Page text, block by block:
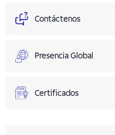
Contáctenos
Presencia Global
Certificados